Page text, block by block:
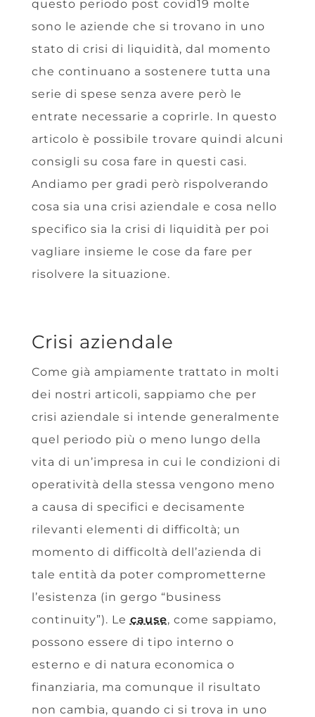
questo periodo post covid19 molte
sono le aziende che si trovano in uno
stato di crisi di liquidità, dal momento
che continuano a sostenere tutta una
serie di spese senza avere però le
entrate necessarie a coprirle. In questo
articolo è possibile trovare quindi alcuni
consigli su cosa fare in questi casi.
Andiamo per gradi però rispolverando
cosa sia una crisi aziendale e cosa nello
specifico sia la crisi di liquidità per poi
vagliare insieme le cose da fare per
risolvere la situazione.
Crisi aziendale
Come già ampiamente trattato in molti
dei nostri articoli, sappiamo che per
crisi aziendale si intende generalmente
quel periodo più o meno lungo della
vita di un’impresa in cui le condizioni di
operatività della stessa vengono meno
a causa di specifici e decisamente
rilevanti elementi di difficoltà; un
momento di difficoltà dell’azienda di
tale entità da poter comprometterne
l’esistenza (in gergo “business
continuity”). Le cause, come sappiamo,
possono essere di tipo interno o
esterno e di natura economica o
finanziaria, ma comunque il risultato
non cambia, quando ci si trova in uno